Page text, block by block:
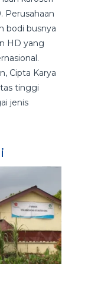
Perusahaan
bodi busnya
HD yang
Cipta Karya
tinggi
jenis